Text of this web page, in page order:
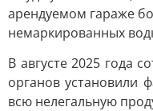
арендуемом гараже
немаркированных
В августе 2025 года
органов установили
всю нелегальную